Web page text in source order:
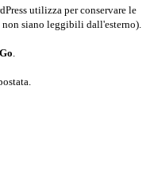
utilizza per conservare le
siano leggibili dall'esterno).
Go.